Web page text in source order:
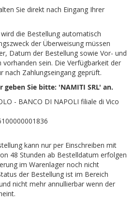
Sie direkt nach Eingang Ihrer
die Bestellung automatisch
der Überweisung müssen
Datum der Bestellung sowie Vor- und
vorhanden sein. Die Verfügbarkeit der
nach Zahlungseingang geprüft.
geben Sie bitte: 'NAMITI SRL' an.
- BANCO DI NAPOLI filiale di Vico
kann nur per Einschreiben mit
48 Stunden ab Bestelldatum erfolgen
im Warenlager noch nicht
der Bestellung ist im Bereich
nicht mehr annullierbar wenn der